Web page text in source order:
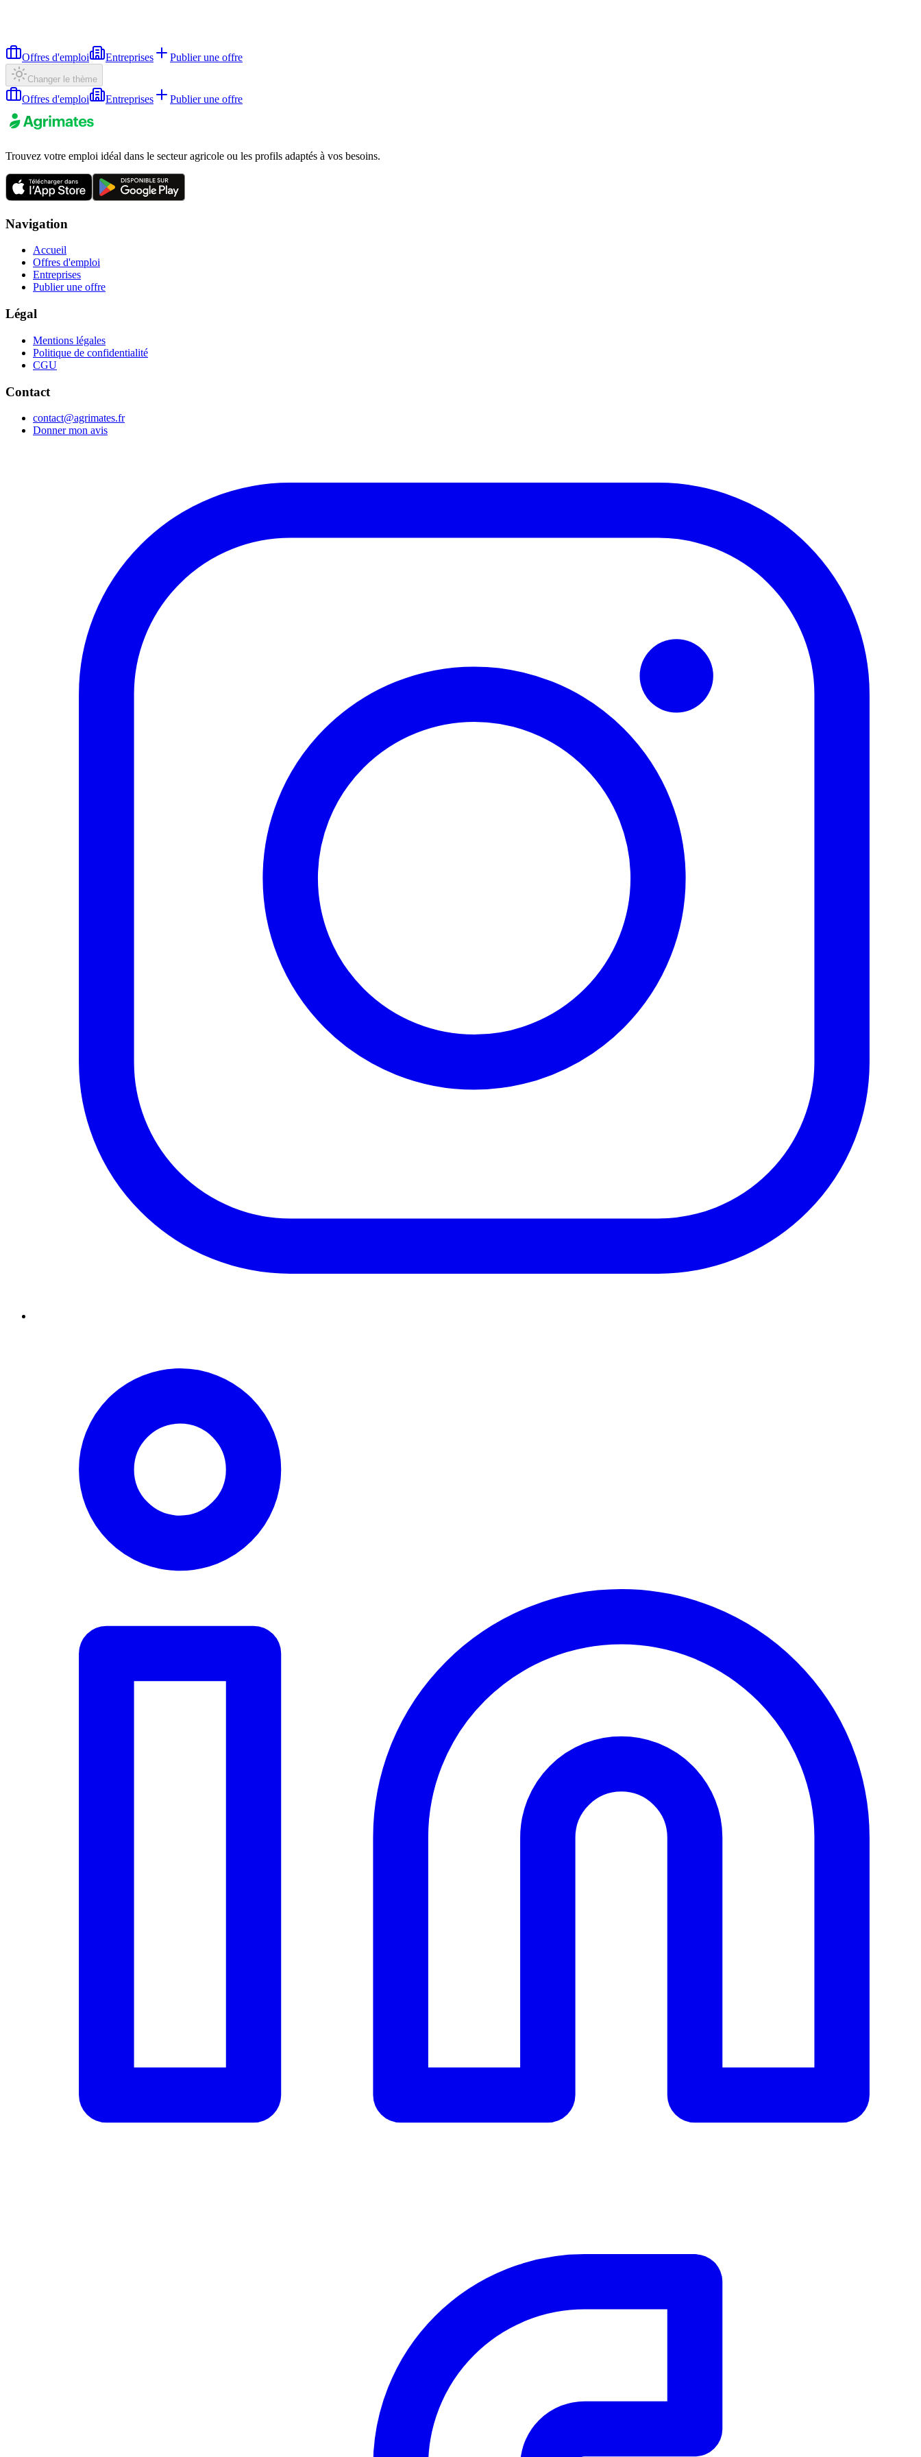
Offres d'emploi Entreprises Publier une offre
Changer le thème
Offres d'emploi Entreprises Publier une offre
Trouvez votre emploi idéal dans le secteur agricole ou les profils adaptés à vos besoins.
Navigation
Accueil
Offres d'emploi
Entreprises
Publier une offre
Légal
Mentions légales
Politique de confidentialité
CGU
Contact
contact@agrimates.fr
Donner mon avis